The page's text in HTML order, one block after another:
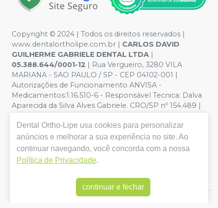
Copyright © 2024 | Todos os direitos reservados |
www.dentalortholipe.com.br | CARLOS DAVID
GUILHERME GABRIELE DENTAL LTDA |
05.388.644/0001-12 | Rua Vergueiro, 3280 VILA
MARIANA - SAO PAULO / SP - CEP 04102-001 |
Autorizações de Funcionamento ANVISA -
Medicamentos:1.16.510-6 - Responsável Tecnica: Dalva
Aparecida da Silva Alves Gabriele. CRO/SP nº 154.489 |
ilustrativas - Os preços e condições da loja virtual estão
sujeitos a alterações. Em caso de divergência de preços
no site, o valor válido é o do Carrinho de Compra. Não
vendemos por atacado, por isso nos reservamos o
direito de não atender compras de grandes volumes
Dental Ortho-Lipe usa cookies para personalizar
anúncios e melhorar a sua experiência no site. Ao
continuar navegando, você concorda com a nossa
Política de Privacidade.
continuar e fechar